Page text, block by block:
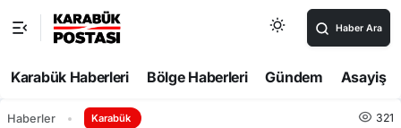
Haber Ara
Karabük Haberleri Bölge Haberleri Gündem Asayiş
Haberler Karabük 321